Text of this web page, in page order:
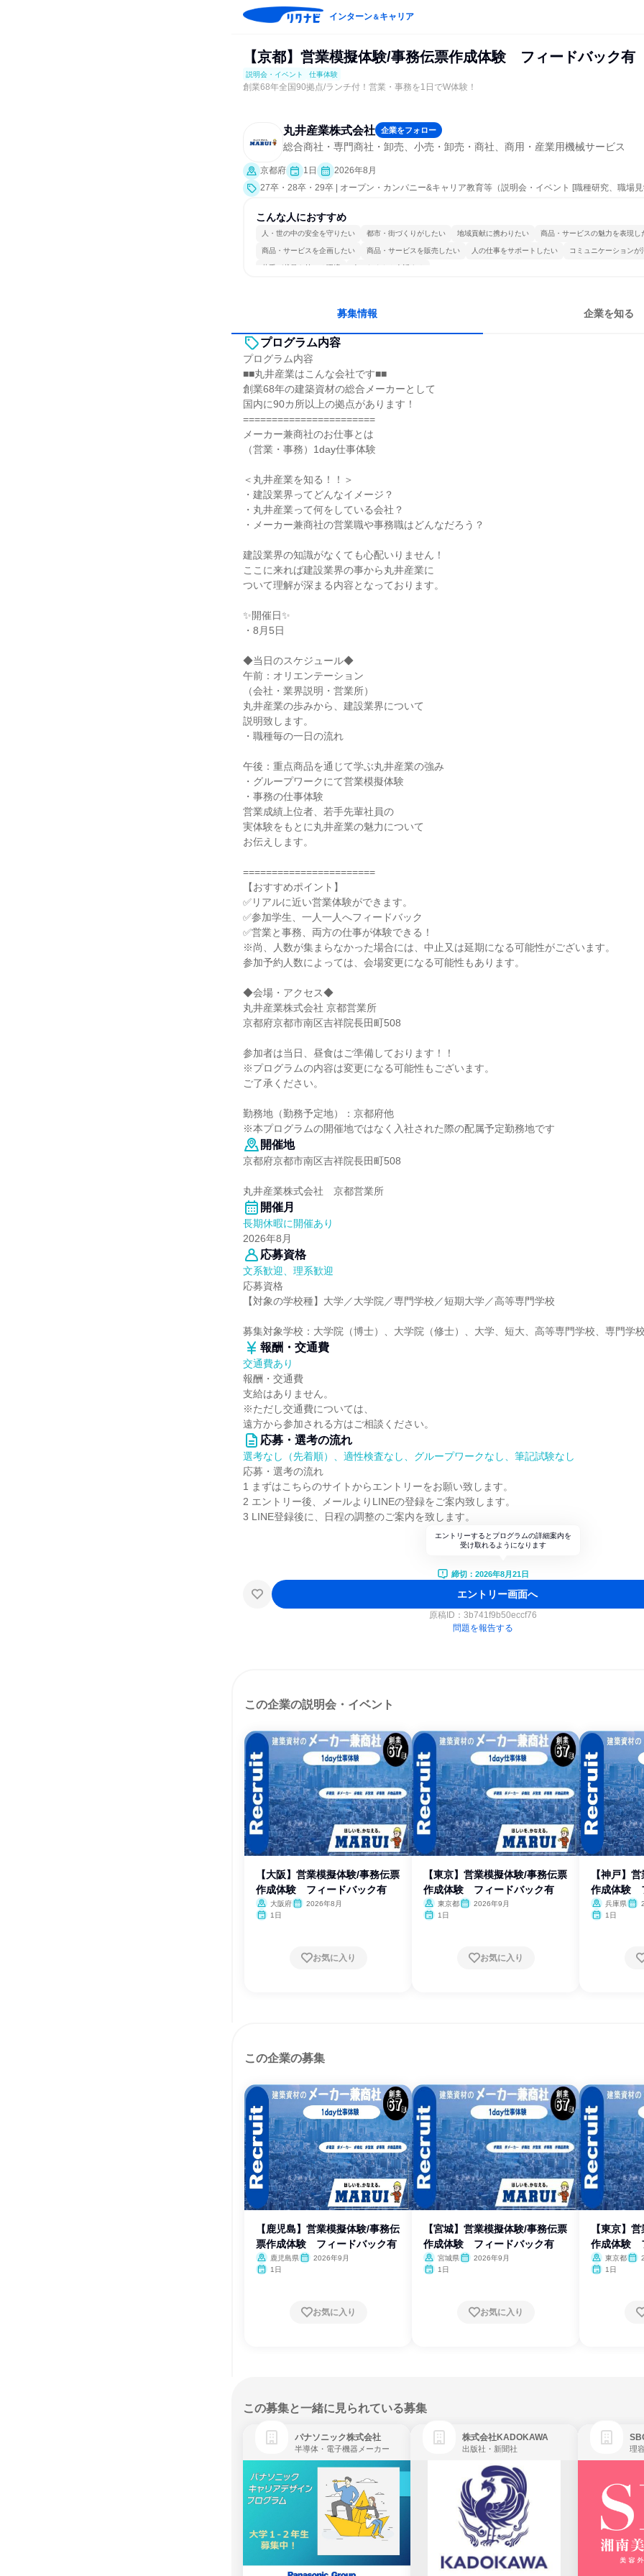
インターン＆キャリア
【京都】営業模擬体験/事務伝票作成体験 フィードバック有
説明会・イベント 仕事体験
創業68年全国90拠点/ランチ付！営業・事務を1日でW体験！
丸井産業株式会社 企業をフォロー
総合商社・専門商社・卸売、小売・卸売・商社、商用・産業用機械サービス
京都府 1日
2026年8月
27卒・28卒・29卒 | オープン・カンパニー&キャリア教育等（説明会・イベント [職種研究、職場
こんな人におすすめ
人・世の中の安全を守りたい 都市・街づくりがしたい 地域貢献に携わりたい 商品・サービスの魅力を表現し
商品・サービスを企画したい 商品・サービスを販売したい 人の仕事をサポートしたい コミュニケーションが
若手が裁量を持てる環境 人とたくさん会話する
募集情報 企業を知る
プログラム内容
プログラム内容
■■丸井産業はこんな会社です■■
創業68年の建築資材の総合メーカーとして
国内に90カ所以上の拠点があります！
=======================
メーカー兼商社のお仕事とは
（営業・事務）1day仕事体験
＜丸井産業を知る！！＞
・建設業界ってどんなイメージ？
・丸井産業って何をしている会社？
・メーカー兼商社の営業職や事務職はどんなだろう？
建設業界の知識がなくても心配いりません！
ここに来れば建設業界の事から丸井産業に
ついて理解が深まる内容となっております。
✨開催日✨
・8月5日
◆当日のスケジュール◆
午前：オリエンテーション
（会社・業界説明・営業所）
丸井産業の歩みから、建設業界について
説明致します。
・職種毎の一日の流れ
午後：重点商品を通じて学ぶ丸井産業の強み
・グループワークにて営業模擬体験
・事務の仕事体験
営業成績上位者、若手先輩社員の
実体験をもとに丸井産業の魅力について
お伝えします。
=======================
【おすすめポイント】
✅リアルに近い営業体験ができます。
✅参加学生、一人一人へフィードバック
✅営業と事務、両方の仕事が体験できる！
※尚、人数が集まらなかった場合には、中止又は延期になる可能性がございます。
参加予約人数によっては、会場変更になる可能性もあります。
◆会場・アクセス◆
丸井産業株式会社 京都営業所
京都府京都市南区吉祥院長田町508
参加者は当日、昼食はご準備しております！！
※プログラムの内容は変更になる可能性もございます。
ご了承ください。
勤務地（勤務予定地）：京都府他
※本プログラムの開催地ではなく入社された際の配属予定勤務地です
開催地
京都府京都市南区吉祥院長田町508
丸井産業株式会社 京都営業所
開催月
長期休暇に開催あり
2026年8月
応募資格
文系歓迎、理系歓迎
応募資格
【対象の学校種】大学／大学院／専門学校／短期大学／高等専門学校
募集対象学校：大学院（博士）、大学院（修士）、大学、短大、高等専門学校、専門学
報酬・交通費
交通費あり
報酬・交通費
支給はありません。
※ただし交通費については、
遠方から参加される方はご相談ください。
応募・選考の流れ
選考なし（先着順）、適性検査なし、グループワークなし、筆記試験なし
応募・選考の流れ
1 まずはこちらのサイトからエントリーをお願い致します。
2 エントリー後、メールよりLINEの登録をご案内致します。
3 LINE登録後に、日程の調整のご案内を致します。
エントリーするとプログラムの詳細案内を
受け取れるようになります
締切：2026年8月21日
エントリー画面へ
原稿ID： 3b741f9b50eccf76
問題を報告する
この企業の説明会・イベント
【大阪】営業模擬体験/事務伝票
作成体験 フィードバック有
大阪府
2026年8月
1日
お気に入り
【東京】営業模擬体験/事務伝票
作成体験 フィードバック有
東京都
2026年9月
1日
お気に入り
【神戸】
作成体験
兵庫県
1日
この企業の募集
【鹿児島】営業模擬体験/事務伝
票作成体験 フィードバック有
鹿児島県
2026年9月
1日
お気に入り
【宮城】営業模擬体験/事務伝票
作成体験 フィードバック有
宮城県
2026年9月
1日
お気に入り
【東京】
作成体験
東京都
1日
この募集と一緒に見られている募集
パナソニック株式会社
半導体・電子機器メーカー
株式会社KADOKAWA
出版社・新聞社